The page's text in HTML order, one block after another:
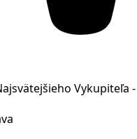
Vykupiteľa